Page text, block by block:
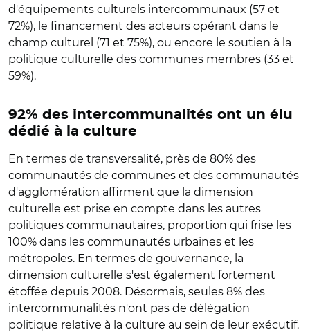
d'équipements culturels intercommunaux (57 et
72%), le financement des acteurs opérant dans le
champ culturel (71 et 75%), ou encore le soutien à la
politique culturelle des communes membres (33 et
59%).
92% des intercommunalités ont un élu
dédié à la culture
En termes de transversalité, près de 80% des
communautés de communes et des communautés
d'agglomération affirment que la dimension
culturelle est prise en compte dans les autres
politiques communautaires, proportion qui frise les
100% dans les communautés urbaines et les
métropoles. En termes de gouvernance, la
dimension culturelle s'est également fortement
étoffée depuis 2008. Désormais, seules 8% des
intercommunalités n'ont pas de délégation
politique relative à la culture au sein de leur exécutif.